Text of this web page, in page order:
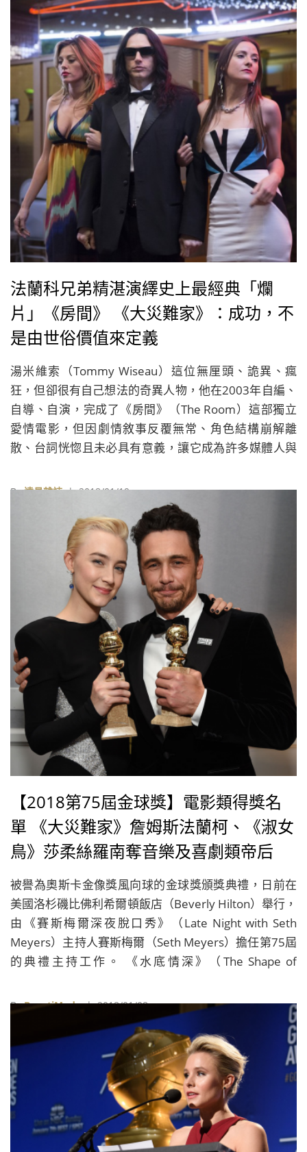
法蘭科兄弟精湛演繹史上最經典「爛
片」《房間》 《大災難家》：成功，不
是由世俗價值來定義
湯米維索（Tommy Wiseau）這位無厘頭、詭異、瘋
狂，但卻很有自己想法的奇異人物，他在2003年自編、
自導、自演，完成了《房間》（The Room）這部獨立
愛情電影，但因劇情敘事反覆無常、角色結構崩解離
散、台詞恍惚且未必具有意義，讓它成為許多媒體人與
By遠見雜誌| 2018/01/19
【2018第75屆金球獎】電影類得獎名
單 《大災難家》詹姆斯法蘭柯、《淑女
鳥》莎柔絲羅南奪音樂及喜劇類帝后
《意外》囊括四大獎
被譽為奧斯卡金像獎風向球的金球獎頒獎典禮，日前在
美國洛杉磯比佛利希爾頓飯店（Beverly Hilton）舉行，
由《賽斯梅爾深夜脫口秀》（Late Night with Seth
Meyers）主持人賽斯梅爾（Seth Meyers）擔任第75屆
的典禮主持工作。 《水底情深》（The Shape of
（Three Billboards Outside Ebbing, Missouri）是本屆
獲得提名獎項最多的前三部電影，獲得6項入圍的《意
外》（Three Billboards Outside Ebbing, Missouri），
最後抱回戲劇類最佳電影、最佳女主角、最佳男配角及
最佳劇本等4大獎，是本屆電影類最大贏家；榮獲7項入
圍的《水底情深》（The Shape of Water），則是抱回
了最佳導演和最佳配樂兩個獎項，至於同樣是6項入圍的
《郵報：密戰》，此次則是全數槓龜。而戲劇類最佳男
ByBeautiMode| 2018/01/08